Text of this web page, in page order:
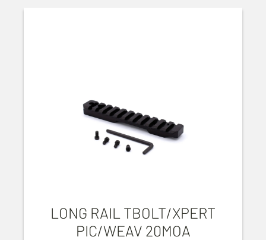
LONG RAIL TBOLT/XPERT
PIC/WEAV 20MOA